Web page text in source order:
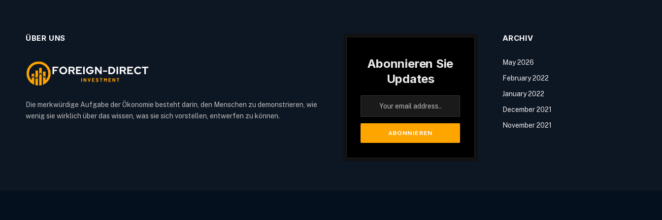
ÜBER UNS
Die merkwürdige Aufgabe der Ökonomie besteht darin, den Menschen zu demonstrieren, wie
wenig sie wirklich über das wissen, was sie sich vorstellen, entwerfen zu können.
Abonnieren Sie
Updates
ARCHIV
May 2026
February 2022
January 2022
December 2021
November 2021